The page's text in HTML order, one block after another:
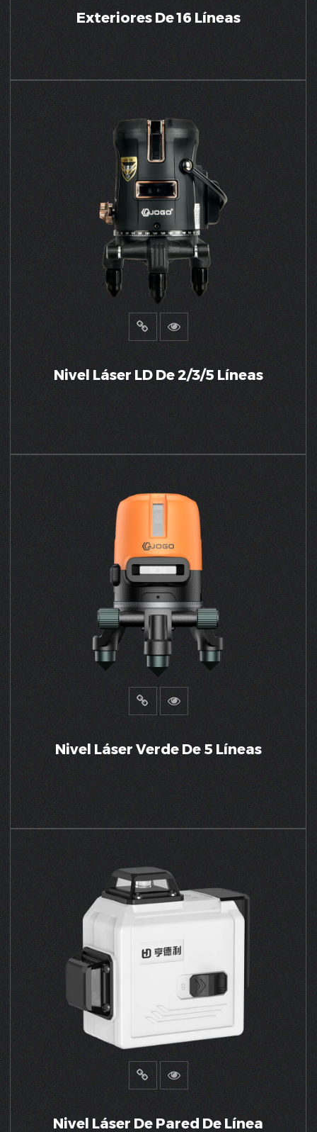
Exteriores De 16 Líneas
VER MÁS
Nivel Láser LD De 2/3/5 Líneas
VER MÁS
Nivel Láser Verde De 5 Líneas
VER MÁS
Nivel Láser De Pared De Línea